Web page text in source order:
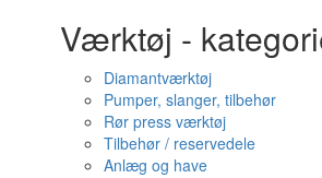
Værktøj -
Diamantværktøj
Pumper, slanger, tilbehør
Rør press værktøj
Tilbehør / reservedele
Anlæg og have